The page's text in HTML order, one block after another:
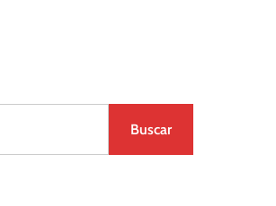
Buscar